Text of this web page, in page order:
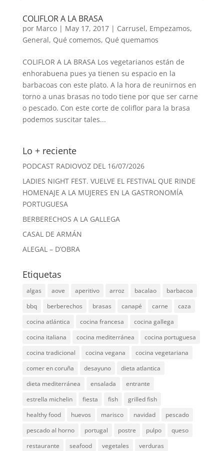
COLIFLOR A LA BRASA
por Marco| May 17, 2017| Carrusel, Empezamos,
General, Qué comemos, Qué quemamos
COLIFLOR A LA BRASA Los vegetarianos están de
enhorabuena pues ya tienen su espacio en la
barbacoas con este plato. A la hora de reunirnos en
torno a unas brasas no todo tiene por que ser carne
o pescado. Con este corte de coliflor para la brasa
podemos suscitar tales...
Lo + reciente
PODCAST RADIOVOZ DEL 16/07/2026
LADIES NIGHT FEST. VUELVE EL FESTIVAL QUE RINDE
HOMENAJE A LA MUJERES EN LA GASTRONOMÍA
PORTUGUESA
BERBERECHOS A LA GALLEGA
CASAL DE ARMÁN
ALEGAL – D’OBRA
Etiquetas
algas aove aperitivo arroz bacalao
barbacoa
bbq
berberechos brasas canapé carne
caza
cocina atlántica
cocina francesa
cocina gallega
cocina italiana
cocina mediterránea
cocina portuguesa
cocina tradicional
cocina vegana
cocina vegetariana
comer en coruña
desayuno
dieta atlantica
dieta mediterránea
ensalada
entrante
estrella michelin
fiesta fish
grilled fish
healthy food
huevos marisco navidad
pescado
pescado al horno
portugal postre pulpo
queso
restaurante
seafood vegetales verduras